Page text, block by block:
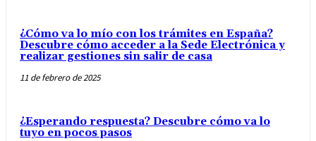
¿Cómo va lo mío con los trámites en España?
Descubre cómo acceder a la Sede Electrónica y
realizar gestiones sin salir de casa
11 de febrero de 2025
¿Esperando respuesta? Descubre cómo va lo
tuyo en pocos pasos